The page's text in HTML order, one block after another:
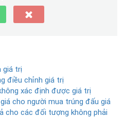
giá trị
điều chỉnh giá trị
xác định được giá trị
cho người mua trúng đấu giá
cho các đối tượng không phải